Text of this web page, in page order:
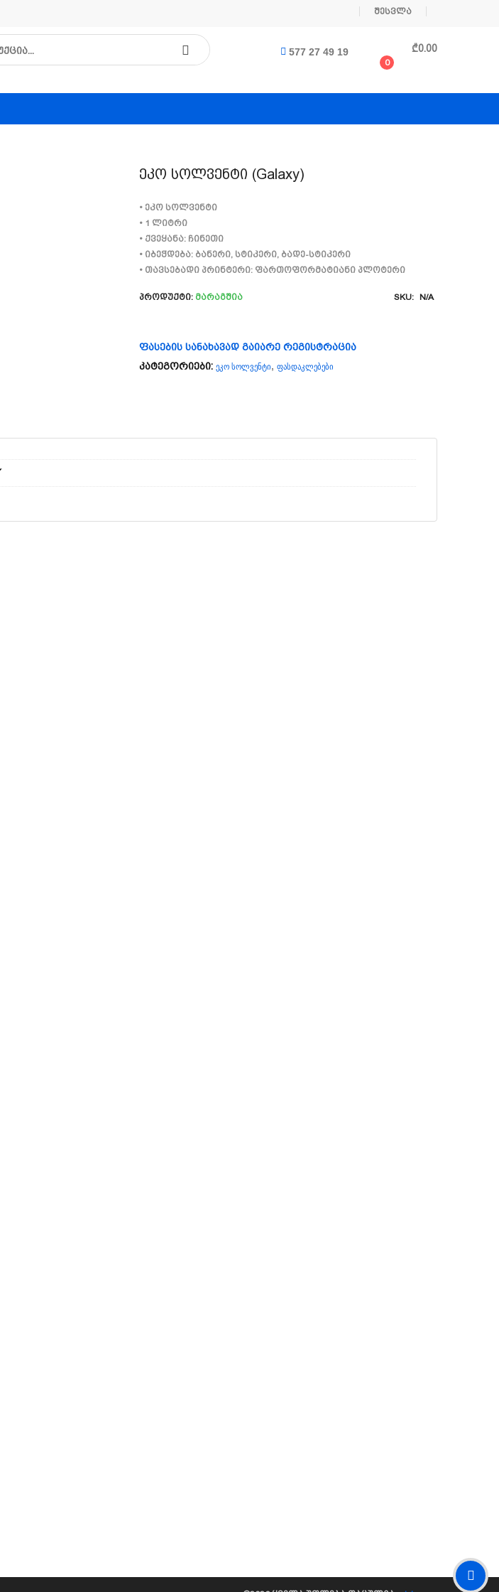
შესვლა
₾0.00
0
577 27 49 19
Ეკო Სოლვენტი (galaxy)
• ეკო სოლვენტი
• 1 ლიტრი
• ქვეყანა: ჩინეთი
• იბეჭდება: ბანერი, სტიკერი, ბადე-სტიკერი
• თავსებადი პრინტერი: ფართოფორმატიანი პლოტერი
Პროდუქტი: Მარაგშია SKU: N/A
ფასების სანახავად გაიარე რეგისტრაცია
კატეგორიები: ეკო სოლვენტი, ფასდაკლებები